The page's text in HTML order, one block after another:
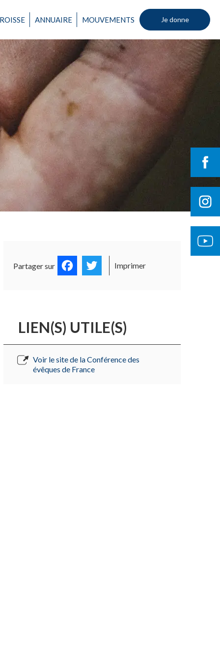
ANNUAIRE MOUVEMENTS Je donne
ÉGLISE
Partager sur FacebookTwitter
Imprimer
LIEN(S) UTILE(S)
Voir le site de la Conférence des
évêques de France